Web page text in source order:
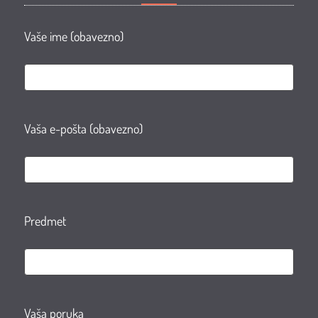
Vaše ime (obavezno)
Vaša e-pošta (obavezno)
Predmet
Vaša poruka